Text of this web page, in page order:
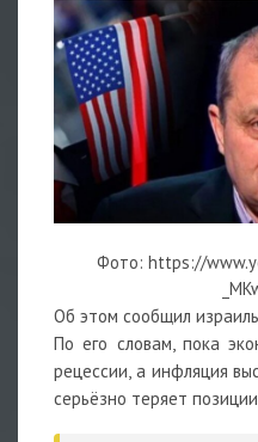
Фото: https://
Об этом сообщил
По его словам, пока
рецессии, а инфляция
серьёзно теряет